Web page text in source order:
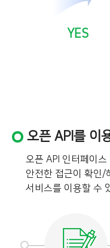
YES
오픈 API를 이
오픈 API 인터페이
안전한 접근이 확인/
서비스를 이용할 수